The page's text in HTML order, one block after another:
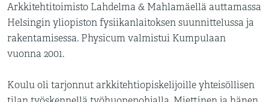
Arkkitehtitoimisto Lahdelma & Mahlamäellä auttamassa
Helsingin yliopiston fysiikanlaitoksen suunnittelussa ja
rakentamisessa. Physicum valmistui Kumpulaan
vuonna 2001.
Koulu oli tarjonnut arkkitehtiopiskelijoille yhteisöllisen